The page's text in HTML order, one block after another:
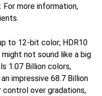
For more information,
to 12-bit color; HDR10
not sound like a big
1.07 Billion colors,
impressive 68.7 Billion
over gradations,